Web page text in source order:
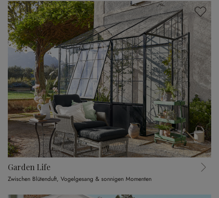
Garden Life
Zwischen Blütenduft, Vogelgesang & sonnigen Momenten